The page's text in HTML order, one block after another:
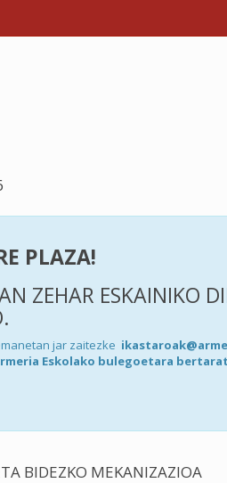
PLAZA!
ZEHAR ESKAINIKO
jar zaitezke
Eskolako bulegoetara
BIDEZKO MEKANIZAZIOA